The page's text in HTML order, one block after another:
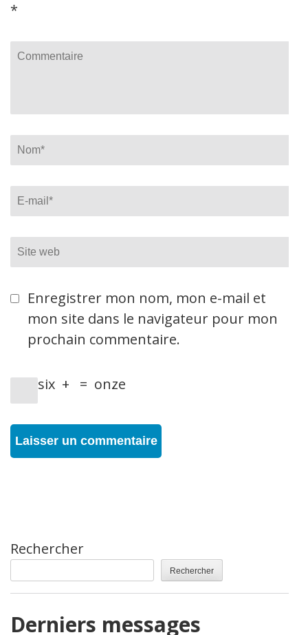
*
Commentaire
Name
Email*
Site
web
Enregistrer mon nom, mon e-mail et
mon site dans le navigateur pour mon
prochain commentaire.
six + = onze
Rechercher
Rechercher
Derniers messages